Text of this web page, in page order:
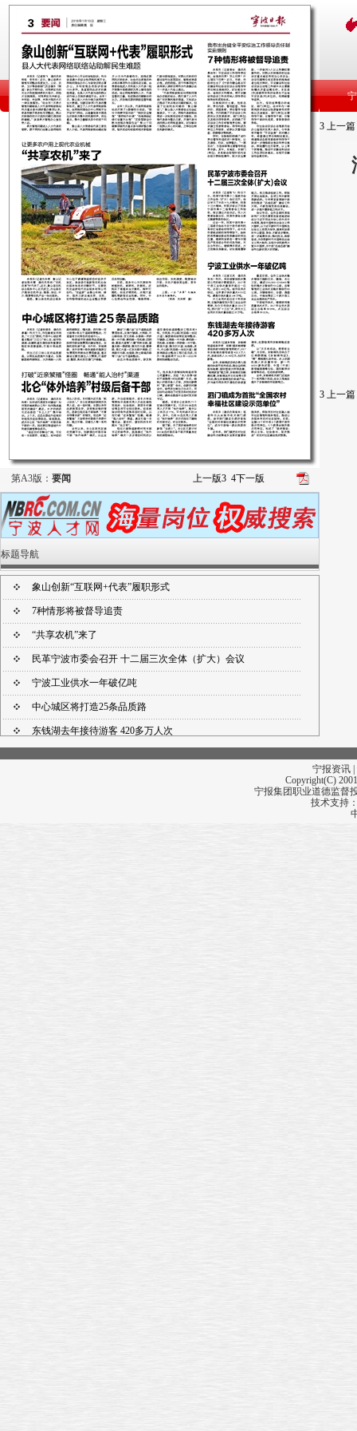
第A3版： 要闻 上一版3 4下一版
标题导航
象山创新“互联网+代表”履职形式
7种情形将被督导追责
“共享农机”来了
民革宁波市委会召开 十二届三次全体（扩大）会议
宁波工业供水一年破亿吨
中心城区将打造25条品质路
东钱湖去年接待游客 420多万人次
3 上一篇
3 上一篇
宁报资讯
Copyright(C)
宁报集团职业道德监督
技术支持